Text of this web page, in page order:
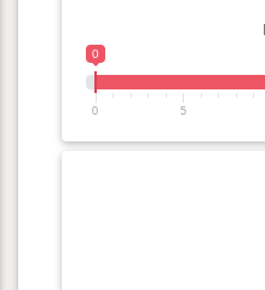
0
0 5